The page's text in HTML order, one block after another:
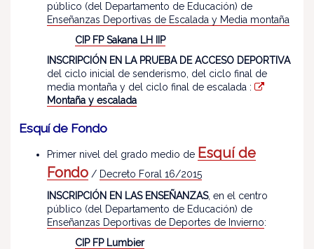
público (del Departamento de Educación) de
Enseñanzas Deportivas de Escalada y Media montaña
CIP FP Sakana LH IIP
INSCRIPCIÓN EN LA PRUEBA DE ACCESO DEPORTIVA
del ciclo inicial de senderismo, del ciclo final de
media montaña y del ciclo final de escalada :
Montaña y escalada
Esquí de Fondo
Primer nivel del grado medio de Esquí de
Fondo / Decreto Foral 16/2015
INSCRIPCIÓN EN LAS ENSEÑANZAS, en el centro
público (del Departamento de Educación) de
Enseñanzas Deportivas de Deportes de Invierno:
CIP FP Lumbier